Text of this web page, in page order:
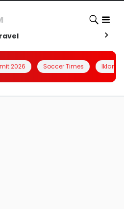
2026 Soccer Times Iklanin